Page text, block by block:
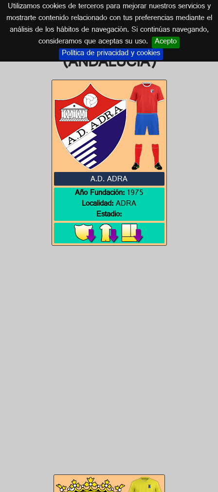
Utilizamos cookies de terceros para mejorar nuestros servicios y
mostrarte contenido relacionado con tus preferencias mediante el
análisis de los hábitos de navegación. Si continúas navegando,
consideramos que aceptas su uso. Acepto
Política de privacidad y cookies
Escudos de ALMERÍA
(ANDALUCÍA)
ALMERÍA (ANDALUCÍA)
A.D. ADRA
Año Fundación:1975
Localidad:ADRA
Estadio: